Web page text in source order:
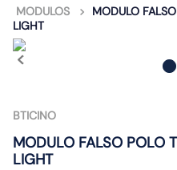
MODULOS
MODULO
LIGHT
BTICINO
MODULO FALSO POLO
LIGHT